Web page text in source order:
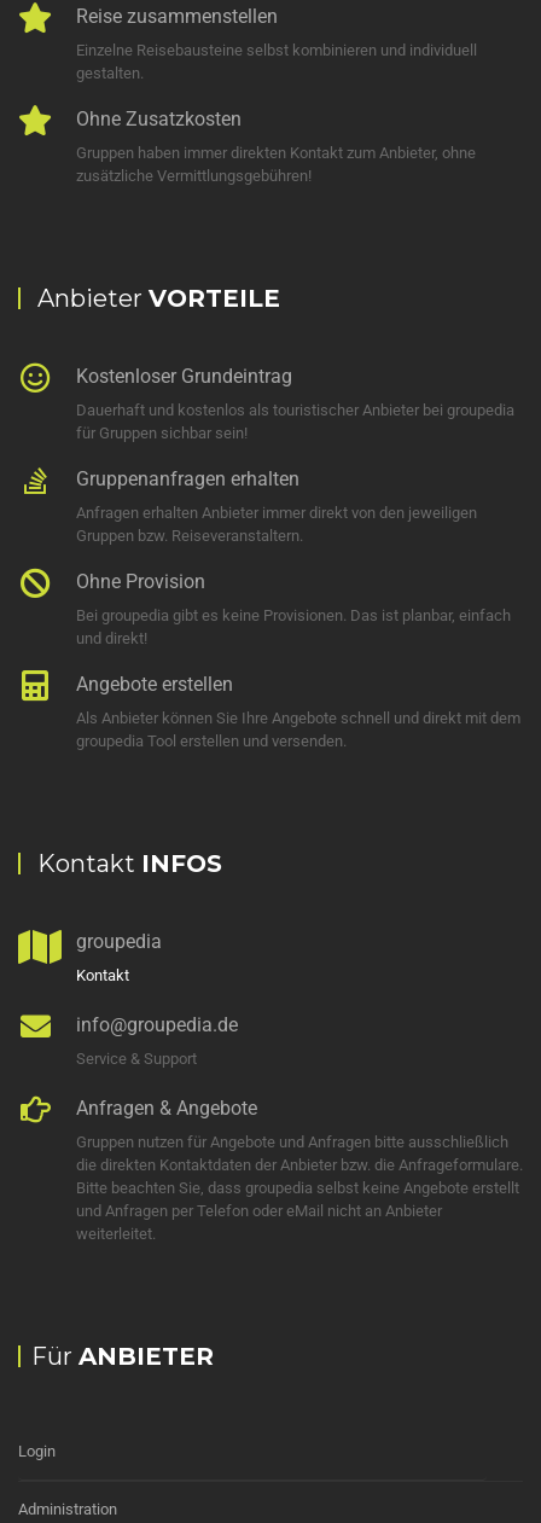
Reise zusammenstellen
Einzelne Reisebausteine selbst kombinieren und individuell
gestalten.
Ohne Zusatzkosten
Gruppen haben immer direkten Kontakt zum Anbieter, ohne
zusätzliche Vermittlungsgebühren!
Anbieter VORTEILE
Kostenloser Grundeintrag
Dauerhaft und kostenlos als touristischer Anbieter bei groupedia
für Gruppen sichbar sein!
Gruppenanfragen erhalten
Anfragen erhalten Anbieter immer direkt von den jeweiligen
Gruppen bzw. Reiseveranstaltern.
Ohne Provision
Bei groupedia gibt es keine Provisionen. Das ist planbar, einfach
und direkt!
Angebote erstellen
Als Anbieter können Sie Ihre Angebote schnell und direkt mit dem
groupedia Tool erstellen und versenden.
Kontakt INFOS
groupedia
Kontakt
info@groupedia.de
Service & Support
Anfragen & Angebote
Gruppen nutzen für Angebote und Anfragen bitte ausschließlich
die direkten Kontaktdaten der Anbieter bzw. die Anfrageformulare.
Bitte beachten Sie, dass groupedia selbst keine Angebote erstellt
und Anfragen per Telefon oder eMail nicht an Anbieter
weiterleitet.
Für ANBIETER
Login
Administration